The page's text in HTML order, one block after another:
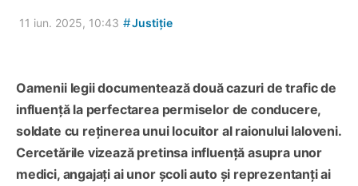
11 iun. 2025, 10:43 #Justiție
Oamenii legii documentează două cazuri de trafic de
influență la perfectarea permiselor de conducere,
soldate cu reținerea unui locuitor al raionului Ialoveni.
Cercetările vizează pretinsa influență asupra unor
medici, angajați ai unor școli auto și reprezentanți ai